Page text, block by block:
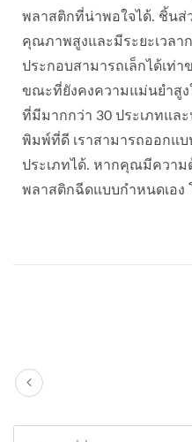
พลาสติกที่น่าพอใจได้. ชิ้นส่
คุณภาพสูงและมีระยะเวลา
ประกอบสามารถเล็กได้เท่
ขณะที่ยังคงความแม่นยำสูง
ที่มีมากกว่า 30 ประเภทแล
พิมพ์ที่ดี เราสามารถออกแ
ประเภทได้. หากคุณมีความ
พลาสติกฉีดแบบกำหนดเอง